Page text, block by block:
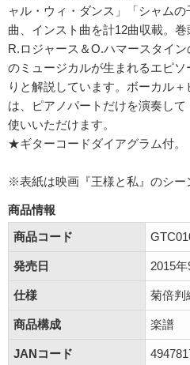
ャル・ウィ・ダンス」「シャム
曲、インスト曲を計12曲収載。巻
R.ロジャース＆O.ハマースタイ
のミュージカルが生まれるエピ
りと解説しています。ボーカル
は、ピアノパートだけを演奏し
使いいただけます。
★ギターコードダイアグラム付。
※表紙は映画『王様と私』のシー
商品情報
商品コード
発売日 2015
仕様 菊倍判
商品構成 楽譜
JANコード